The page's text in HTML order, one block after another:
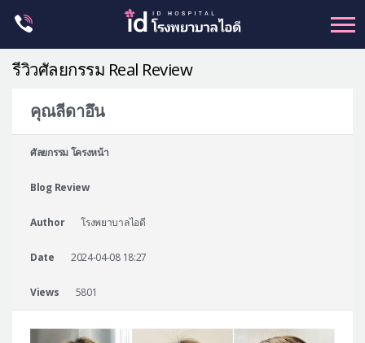
ศัลยกรรม โครงหน้า
ศัลยกรรมผู้ชาย
รีวิวศัลยกรรม Real Review
คุณลีดาอึน
ศัลยกรรม โครงหน้า
Blog Review
Author โรงพยาบาลไอดี
Date 2024-04-08 18:27
Views 5801